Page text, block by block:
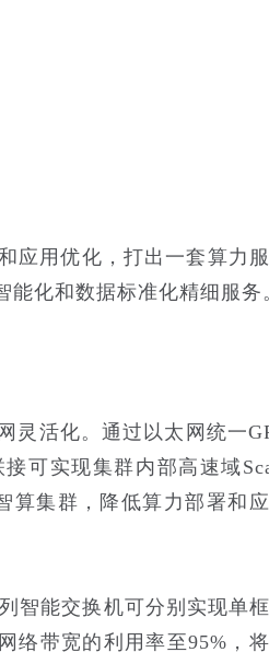
应用优化，打出一套算力
化和数据标准化精细服务
灵活化。通过以太网统一
可实现集群内部高速域
算集群，降低算力部署和
智能交换机可分别实现单
络带宽的利用率至95%，将